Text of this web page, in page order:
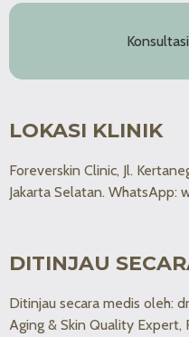
LOKASI KLINIK
Foreverskin Clinic, Jl.
Jakarta Selatan. WhatsApp:
DITINJAU
Ditinjau secara medis oleh:
Aging & Skin Quality